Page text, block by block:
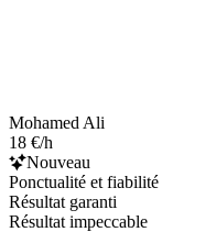
Mohamed Ali
18 €/h
Nouveau
Ponctualité et fiabilité
Résultat garanti
Résultat impeccable